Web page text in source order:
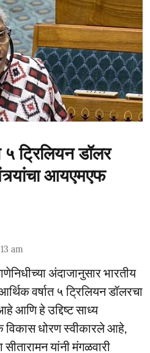
५ ट्रिलियन डॉलर
आयएमएफ
am
अंदाजानुसार भारतीय
वर्षात ५ ट्रिलियन डॉलरचा
आणि हे उद्दिष्ट साध्य
विकास धोरण स्वीकारले आहे,
सीतारामन यांनी मंगळवारी